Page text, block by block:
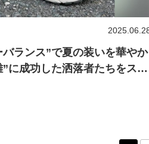
バランス”で夏の装いを華やか
に成功した洒落者たちをスナ